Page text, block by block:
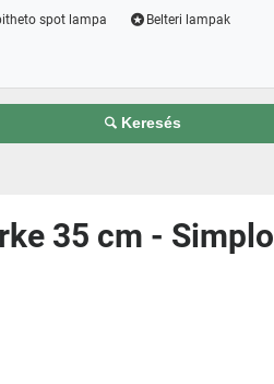
spot lampa Belteri lampak
Keresés
35 cm - Simplo